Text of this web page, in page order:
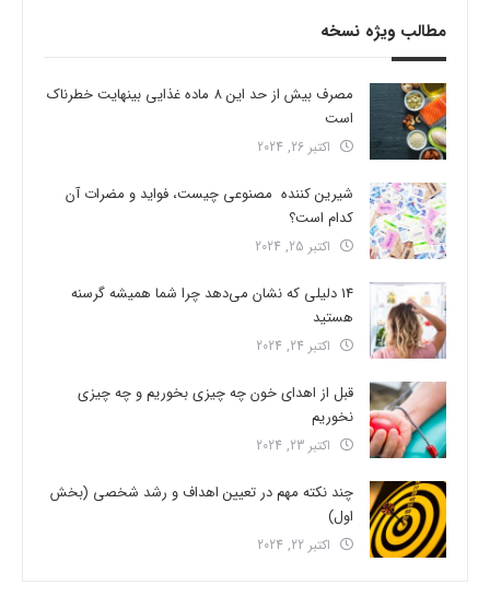
مطالب ویژه نسخه
مصرف بیش از حد این 8 ماده غذایی بینهایت خطرناک
است
اکتبر 26, 2024
شیرین کننده مصنوعی چیست، فواید و مضرات آن
کدام است؟
اکتبر 25, 2024
14 دلیلی که نشان می‌دهد چرا شما همیشه گرسنه
هستید
اکتبر 24, 2024
قبل از اهدای خون چه چیزی بخوریم و چه چیزی
نخوریم
اکتبر 23, 2024
چند نکته مهم در تعیین اهداف و رشد شخصی (بخش
اول)
اکتبر 22, 2024